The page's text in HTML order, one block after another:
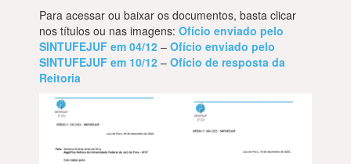
Para acessar ou baixar os documentos, basta clicar
nos títulos ou nas imagens: Ofício enviado pelo
SINTUFEJUF em 04/12 – Ofício enviado pelo
SINTUFEJUF em 10/12 – Ofício de resposta da
Reitoria